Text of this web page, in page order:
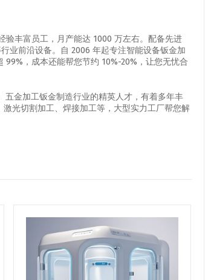
验丰富员工，月产能达 1000 万左右。配备先进
业前沿设备。自 2006 年起专注智能设备钣金加
，成本还能帮您节约 10%-20%，让您无忧合
金加工钣金制造行业的精英人才，有着多年丰
光切割加工、焊接加工等，大型实力工厂帮您解